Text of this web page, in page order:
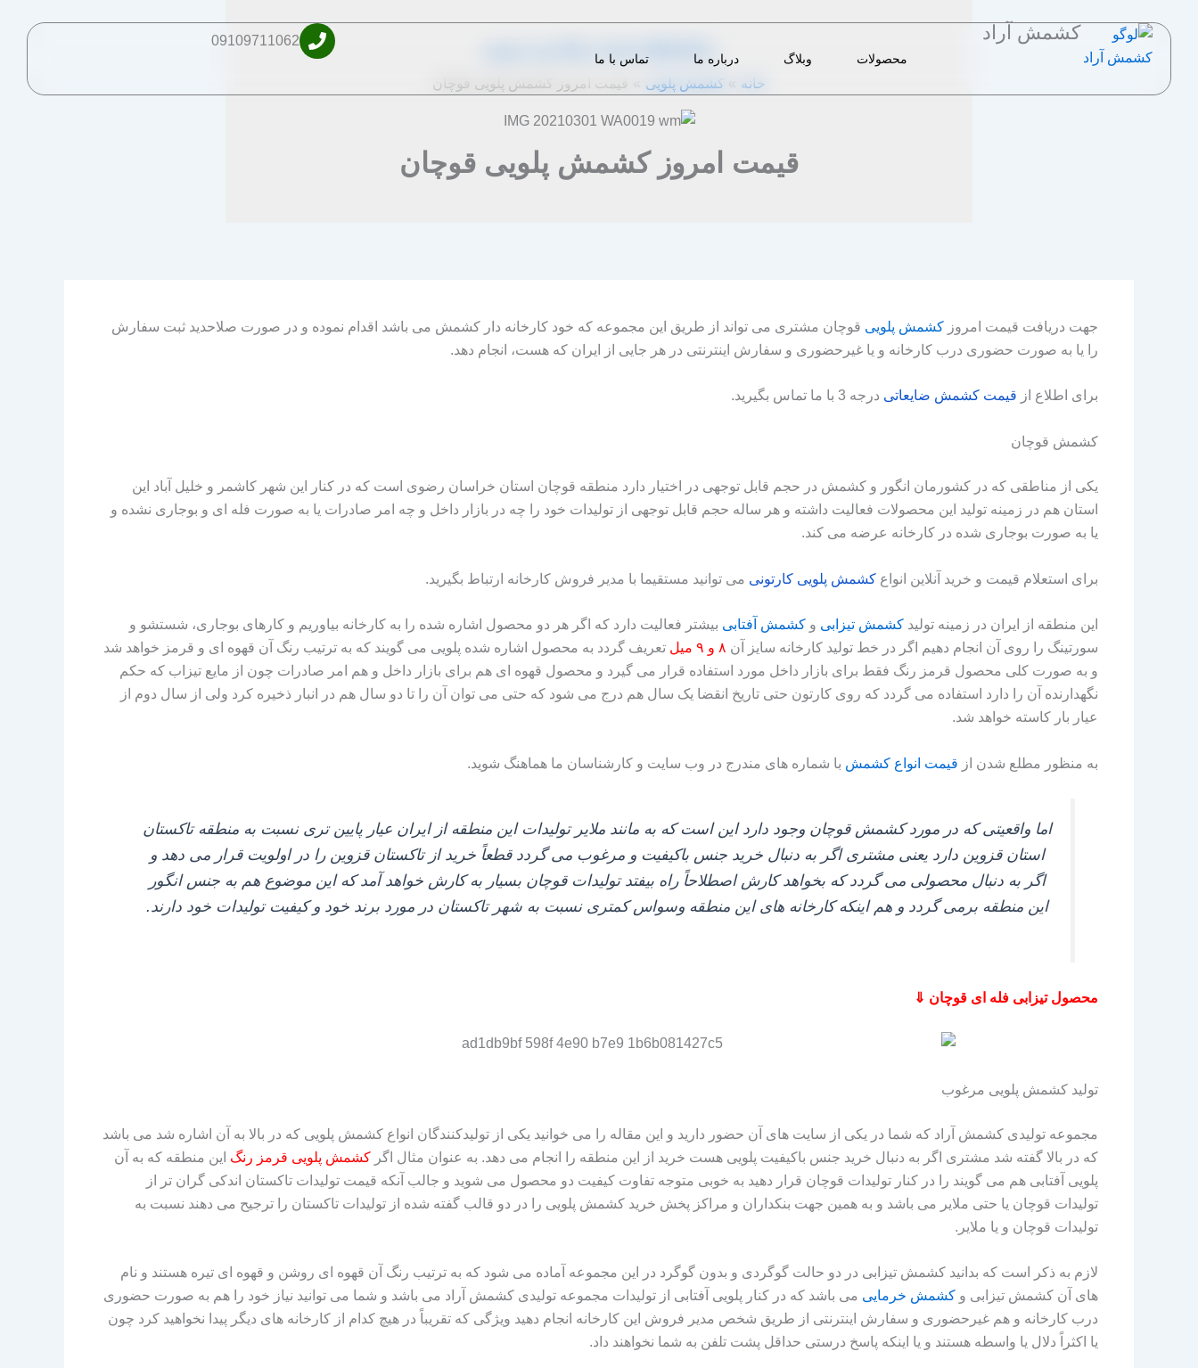
کشمش آراد
محصولات وبلاگ درباره ما تماس با ما
09109711062
m.eini 1402-12-29
|
خانه کشمش پلویی قیمت امروز کشمش پلویی قوچان
قیمت امروز کشمش پلویی قوچان
جهت دریافت قیمت امروز کشمش پلویی قوچان مشتری می‌ تواند از طریق این مجموعه که خود کارخانه‌ دار کشمش می‌ باشد اقدام نموده و در صورت صلاحدید ثبت سفارش
را یا به صورت حضوری درب کارخانه و یا غیرحضوری و سفارش اینترنتی در هر جایی از ایران که هست، انجام دهد.
برای اطلاع از قیمت کشمش ضایعاتی درجه 3 با ما تماس بگیرید .
کشمش قوچان
یکی از مناطقی که در کشورمان انگور و کشمش در حجم قابل توجهی در اختیار دارد منطقه قوچان استان خراسان رضوی است که در کنار این شهر کاشمر و خلیل آباد این
استان هم در زمینه تولید این محصولات فعالیت داشته و هر ساله حجم قابل توجهی از تولیدات خود را چه در بازار داخل و چه امر صادرات یا به صورت فله‌ ای و بوجاری نشده و
یا به صورت بوجاری شده در کارخانه عرضه می‌ کند.
برای استعلام قیمت و خرید آنلاین انواع کشمش پلویی کارتونی می توانید مستقیما با مدیر فروش کارخانه ارتباط بگیرید.
این منطقه از ایران در زمینه تولید کشمش تیزابی و کشمش آفتابی بیشتر فعالیت دارد که اگر هر دو محصول اشاره شده را به کارخانه بیاوریم و کارهای بوجاری، شستشو و
سورتینگ را روی آن انجام دهیم اگر در خط تولید کارخانه سایز آن ۸ و ۹ میل
تعریف گردد به محصول اشاره شده پلویی می‌ گویند که به ترتیب رنگ آن قهوه‌ ای و قرمز خواهد شد
و به صورت کلی محصول قرمز رنگ فقط برای بازار داخل مورد استفاده قرار می‌ گیرد و محصول قهوه‌ ای هم برای بازار داخل و هم امر صادرات چون از مایع تیزاب که حکم
نگهدارنده آن را دارد استفاده می‌ گردد که روی کارتون حتی تاریخ انقضا یک سال هم درج می‌ شود که حتی می‌ توان آن را تا دو سال هم در انبار ذخیره کرد ولی از سال دوم از
عیار بار کاسته خواهد شد.
به منظور مطلع شدن از قیمت انواع کشمش با شماره های مندرج در وب سایت و کارشناسان ما هماهنگ شوید.
اما واقعیتی که در مورد کشمش قوچان وجود دارد این است که به مانند ملایر تولیدات این منطقه از ایران عیار پایین‌ تری نسبت به منطقه تاکستان
استان قزوین دارد یعنی مشتری اگر به دنبال خرید جنس باکیفیت و مرغوب می‌ گردد قطعاً خرید از تاکستان قزوین را در اولویت قرار می‌ دهد و
اگر به دنبال محصولی می‌ گردد که بخواهد کارش اصطلاحاً راه بیفتد تولیدات قوچان بسیار به کارش خواهد آمد که این موضوع هم به جنس انگور
این منطقه برمی‌ گردد و هم اینکه کارخانه‌ های این منطقه وسواس کمتری نسبت به شهر تاکستان در مورد برند خود و کیفیت تولیدات خود دارند.
محصول تیزابی فله ای قوچان ⇓
تولید کشمش پلویی مرغوب
مجموعه تولیدی کشمش آراد که شما در یکی از سایت‌ های آن حضور دارید و این مقاله را می‌ خوانید یکی از تولیدکنندگان انواع کشمش پلویی که در بالا به آن اشاره شد می‌ باشد
که در بالا گفته شد مشتری اگر به دنبال خرید جنس باکیفیت پلویی هست خرید از این منطقه را انجام می‌ دهد. به عنوان مثال اگر کشمش پلویی قرمز رنگ این منطقه که به آن
پلویی آفتابی هم می‌ گویند را در کنار تولیدات قوچان قرار دهید به خوبی متوجه تفاوت کیفیت دو محصول می‌ شوید و جالب آنکه قیمت تولیدات تاکستان اندکی گران‌ تر از
تولیدات قوچان یا حتی ملایر می‌ باشد و به همین جهت بنکداران و مراکز پخش خرید کشمش پلویی را در دو قالب گفته شده از تولیدات تاکستان را ترجیح می‌ دهند نسبت به
تولیدات قوچان و یا ملایر.
لازم به ذکر است که بدانید کشمش تیزابی در دو حالت گوگردی و بدون گوگرد در این مجموعه آماده می‌ شود که به ترتیب رنگ آن قهوه‌ ای روشن و قهوه‌ ای تیره هستند و نام‌
های آن کشمش تیزابی و کشمش خرمایی می‌ باشد که در کنار پلویی آفتابی از تولیدات مجموعه تولیدی کشمش آراد می‌ باشد و شما می‌ توانید نیاز خود را هم به صورت حضوری
درب کارخانه و هم غیرحضوری و سفارش اینترنتی از طریق شخص مدیر فروش این کارخانه انجام دهید ویژگی که تقریباً در هیچ کدام از کارخانه‌ های دیگر پیدا نخواهید کرد چون
یا اکثراً دلال یا واسطه هستند و یا اینکه پاسخ درستی حداقل پشت تلفن به شما نخواهند داد.